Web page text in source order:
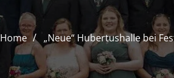
Home „Neue“ Hubertushalle bei